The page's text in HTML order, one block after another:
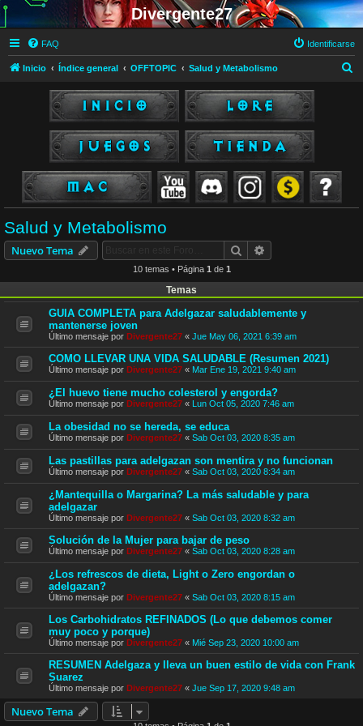
Divergente27
FAQ Identificarse
Inicio Índice general OFFTOPIC Salud y Metabolismo
Salud y Metabolismo
Nuevo Tema Buscar
10 temas • Página 1 de 1
Temas
GUIA COMPLETA para Adelgazar saludablemente y
mantenerse joven
Último mensaje por Divergente27 « Jue May 06, 2021 6:39 am
COMO LLEVAR UNA VIDA SALUDABLE (Resumen 2021)
Último mensaje por Divergente27 « Mar Ene 19, 2021 9:40 am
¿El huevo tiene mucho colesterol y engorda?
Último mensaje por Divergente27 « Lun Oct 05, 2020 7:46 am
La obesidad no se hereda, se educa
Último mensaje por Divergente27 « Sab Oct 03, 2020 8:35 am
Las pastillas para adelgazan son mentira y no funcionan
Último mensaje por Divergente27 « Sab Oct 03, 2020 8:34 am
¿Mantequilla o Margarina? La más saludable y para
adelgazar
Último mensaje por Divergente27 « Sab Oct 03, 2020 8:32 am
Solución de la Mujer para bajar de peso
Último mensaje por Divergente27 « Sab Oct 03, 2020 8:28 am
¿Los refrescos de dieta, Light o Zero engordan o
adelgazan?
Último mensaje por Divergente27 « Sab Oct 03, 2020 8:15 am
Los Carbohidratos REFINADOS (Lo que debemos comer
muy poco y porque)
Último mensaje por Divergente27 « Mié Sep 23, 2020 10:00 am
RESUMEN Adelgaza y lleva un buen estilo de vida con Frank
Suarez
Último mensaje por Divergente27 « Jue Sep 17, 2020 9:48 am
Nuevo Tema